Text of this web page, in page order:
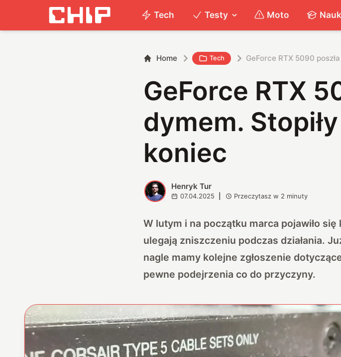
Tech Testy Moto
Home Tech GeForce RTX 5090
GeForce RTX
dymem.
koniec
H Henryk Tur
07.04.2025 Przeczytasz w 2 minuty
W lutym i na początku marca pojawiło
ulegają zniszczeniu podczas działania.
nagle mamy kolejne zgłoszenie
pewne podejrzenia co do przyczyny.